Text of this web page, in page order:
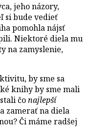
jeho názory,
si bude vedieť
pomohla nájsť
Niektoré diela mu
na zamyslenie,
by sme sa
knihy by sme mali
stali čonajlepší
zamerať na diela
Či máme radšej